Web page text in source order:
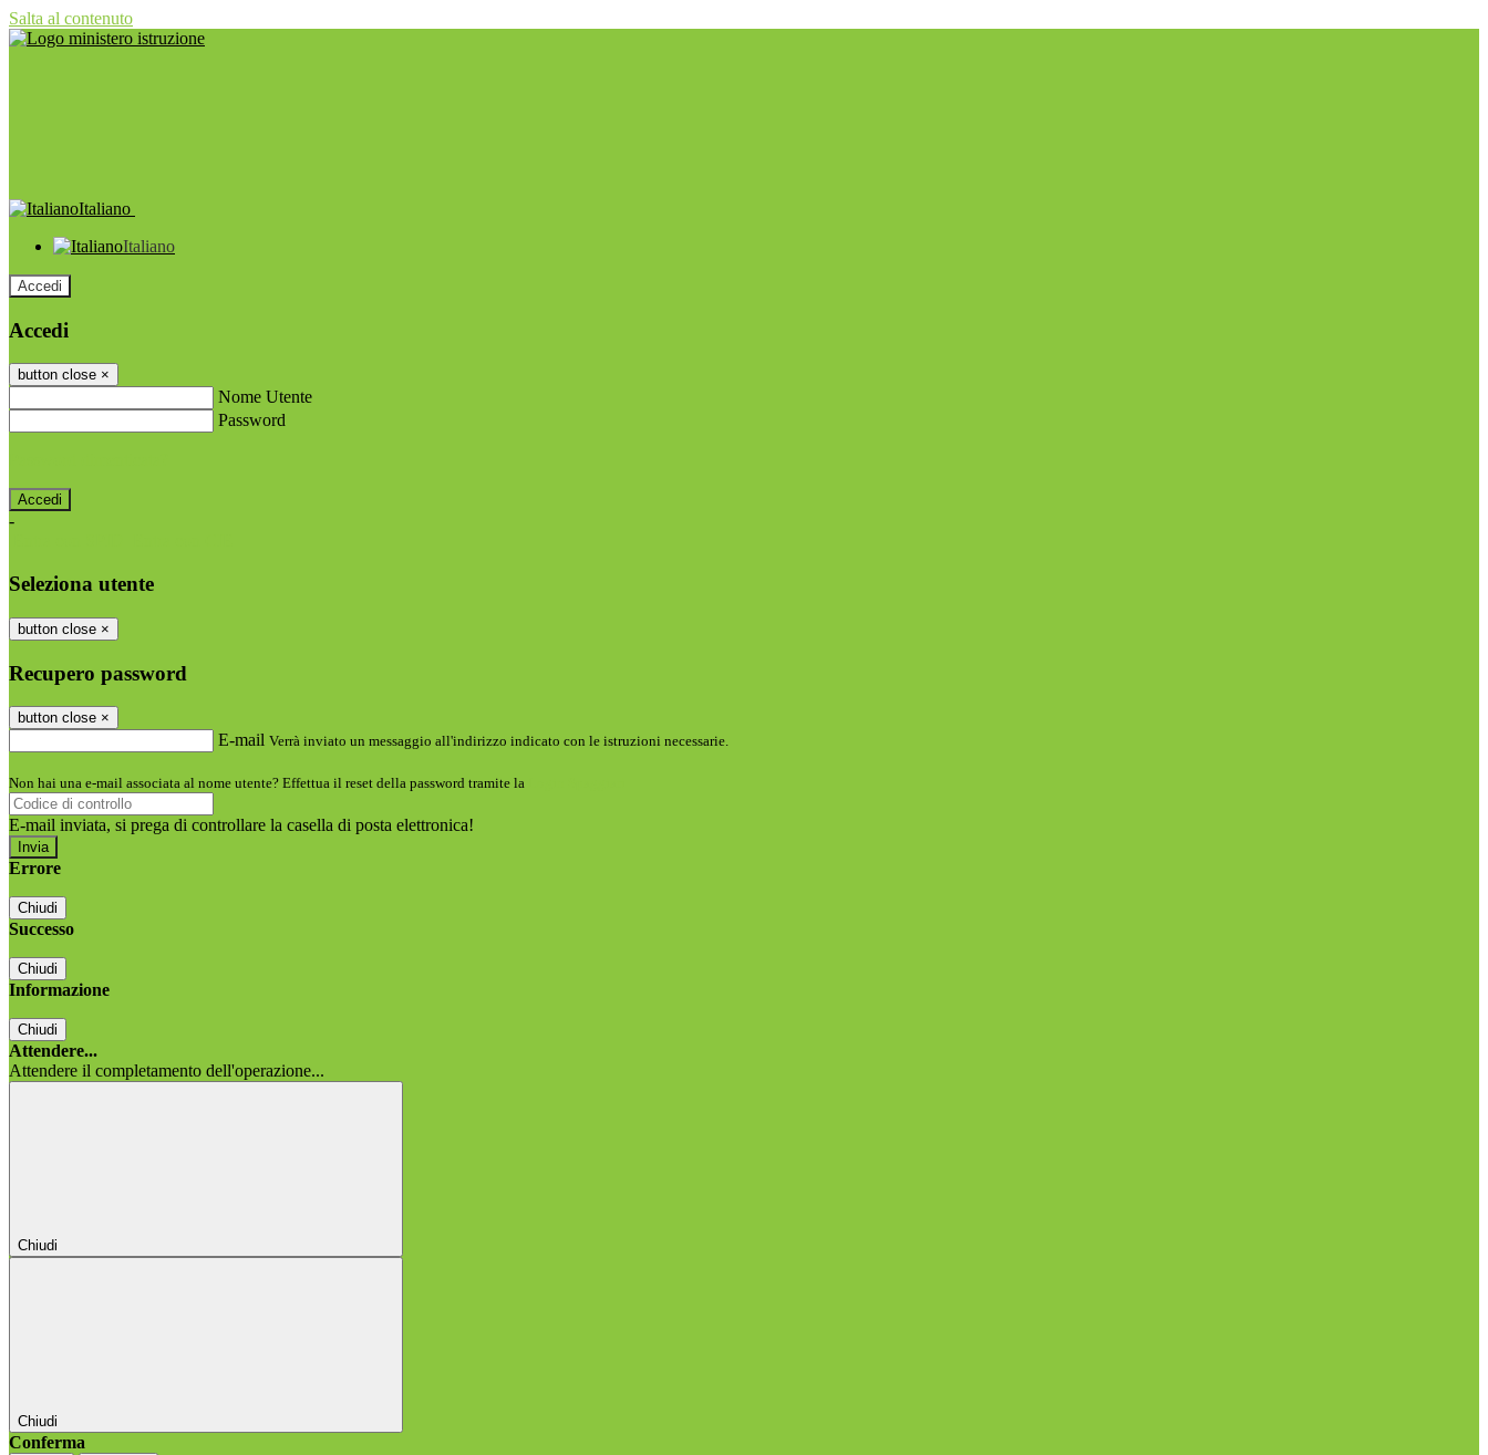
Salta al contenuto
Italiano
Italiano
Accedi
Accedi
button close ×
Nome Utente
Password
-
Seleziona utente
button close ×
Recupero password
button close ×
E-mail Verrà inviato un messaggio all'indirizzo indicato con le istruzioni necessarie.
Non hai una e-mail associata al nome utente? Effettua il reset della password tramite la
E-mail inviata, si prega di controllare la casella di posta elettronica!
Errore
Chiudi
Successo
Chiudi
Informazione
Chiudi
Attendere...
Attendere il completamento dell'operazione...
Chiudi
Chiudi
Conferma